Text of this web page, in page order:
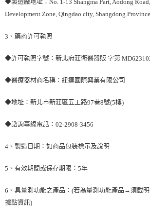
No. 1-13 Shangma Part, Aodong
Development Zone, Qingdao city, Shangdong
3 、藥商許可執照
◆許可執照字號：新北府莊衛醫器販 字第
◆醫療器材商名稱：紐連國際興業有限公司
◆地址：新北市新莊區五工路97巷8號(5樓)
◆諮詢專線電話： 02-2908-3456
4 、製造日期：如商品包裝標示及說明
5 、有效期間或保存期限： 5年
6 、具量測功能之產品： (若為量測功能產品→須載
據點資訊)